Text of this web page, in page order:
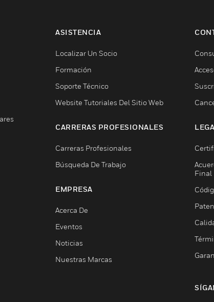
ASISTENCIA
Localizar Un Socio
Formación
Soporte Técnico
Website Tutoriales Del Sitio Web
CARRERAS PROFESIONALES
Carreras Profesionales
Búsqueda De Trabajo
EMPRESA
Acerca De
Eventos
Noticias
Nuestras Marcas
Final